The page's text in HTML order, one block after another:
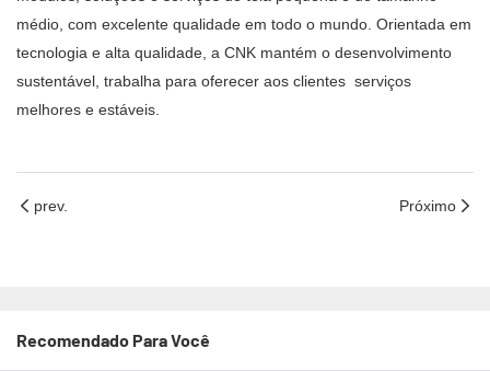
médio, com excelente qualidade em todo o mundo. Orientada em
tecnologia e alta qualidade, a CNK mantém o desenvolvimento
sustentável, trabalha para oferecer aos clientes serviços
melhores e estáveis.
prev. Próximo
Recomendado Para Você